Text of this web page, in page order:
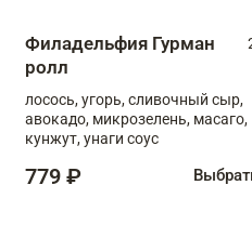
Филадельфия Гурман
ролл
лосось, угорь, сливочный сыр,
авокадо, микрозелень, масаго,
кунжут, унаги соус
779 ₽